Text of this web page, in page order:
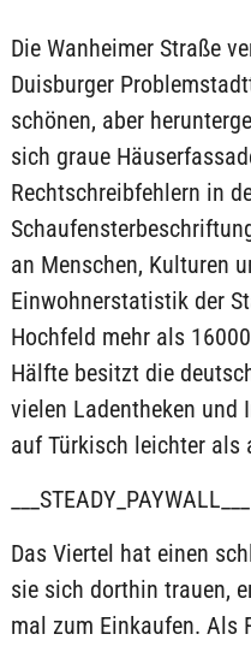
Die Wanheimer Straße
Duisburger
schönen, aber
sich graue
Rechtschreibfehlern in
an Menschen, Kulturen
Einwohnerstatistik der
Hochfeld mehr als
Hälfte besitzt die
vielen Ladentheken und
auf Türkisch leichter als
___STEADY_PAYWALL___
Das Viertel hat einen
sie sich dorthin trauen,
mal zum Einkaufen. Als